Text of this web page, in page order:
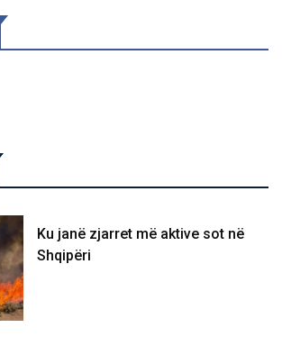
Ku janë zjarret më aktive sot në
Shqipëri